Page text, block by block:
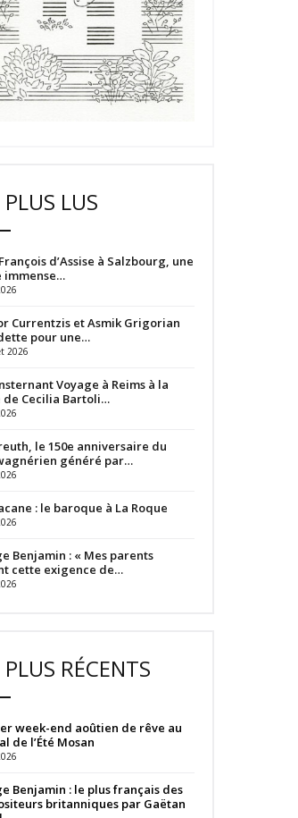
PLUS LUS
d’Assise à Salzbourg, une
immense…
Currentzis et Asmik Grigorian
pour une…
2026
Voyage à Reims à la
Cecilia Bartoli…
le 150e anniversaire du
généré par…
: le baroque à La Roque
Benjamin : « Mes parents
cette exigence de…
PLUS RÉCENTS
week-end aoûtien de rêve au
de l’Été Mosan
Benjamin : le plus français des
britanniques par Gaëtan